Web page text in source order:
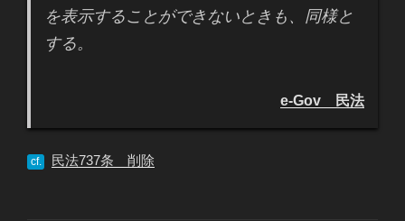
を表示することができないときも、同様と
する。
e-Gov 民法
cf. 民法737条 削除